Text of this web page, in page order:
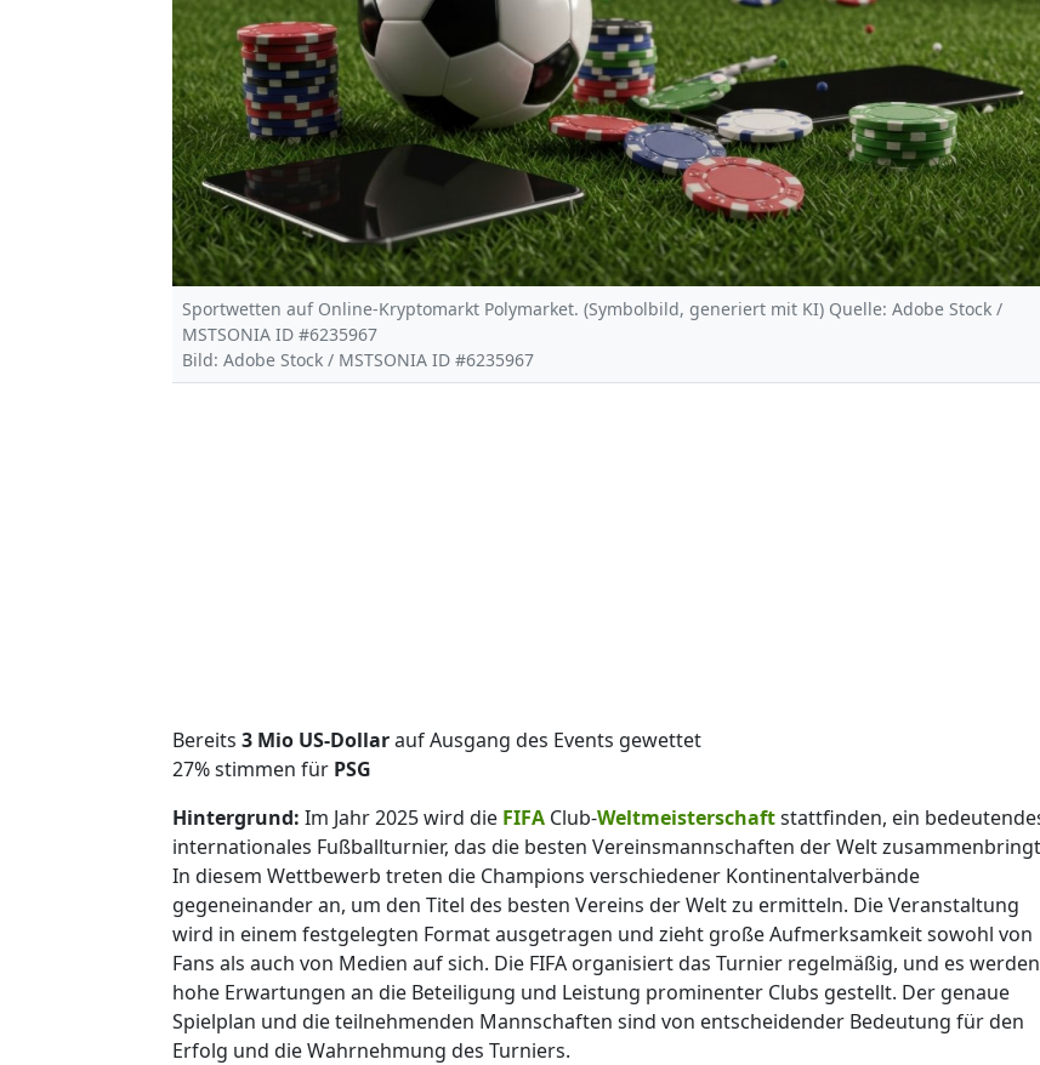
Sportwetten auf Online-Kryptomarkt Polymarket. (Symbolbild, generiert mit KI) Quelle: Adobe Stock /
MSTSONIA ID #6235967
Bild: Adobe Stock / MSTSONIA ID #6235967
Bereits 3 Mio US-Dollarauf Ausgang des Events gewettet
27% stimmen für PSG
Hintergrund: Im Jahr 2025 wird die FIFA Club-Weltmeisterschaftstattfinden, ein
internationales Fußballturnier, das die besten Vereinsmannschaften der Welt
In diesem Wettbewerb treten die Champions verschiedener Kontinentalverbände
gegeneinander an, um den Titel des besten Vereins der Welt zu ermitteln. Die Veranstaltung
wird in einem festgelegten Format ausgetragen und zieht große Aufmerksamkeit sowohl von
Fans als auch von Medien auf sich. Die FIFA organisiert das Turnier regelmäßig, und es werden
hohe Erwartungen an die Beteiligung und Leistung prominenter Clubs gestellt. Der genaue
Spielplan und die teilnehmenden Mannschaften sind von entscheidender Bedeutung für den
Erfolg und die Wahrnehmung des Turniers.